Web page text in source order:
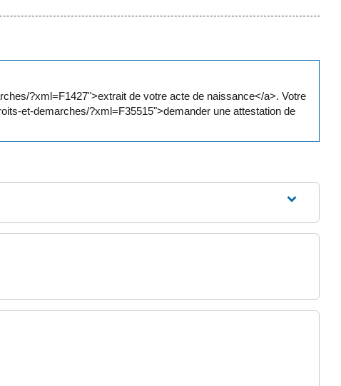
?xml=F1427">extrait de votre acte de naissance</a>. Votre
et-demarches/?xml=F35515">demander une attestation de